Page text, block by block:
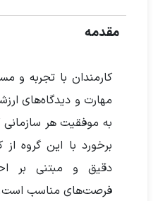
مقدمه
کارمندان با تجربه و
مهارت و دیدگاه‌های
به موفقیت هر
برخورد با این گروه از
دقیق و مبتنی بر
فرصت‌های مناسب